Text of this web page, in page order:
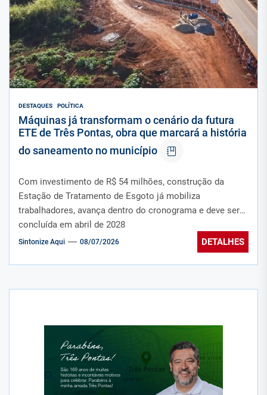
DESTAQUES POLÍTICA
Máquinas já transformam o cenário da futura
ETE de Três Pontas, obra que marcará a história
do saneamento no município
Com investimento de R$ 54 milhões, construção da
Estação de Tratamento de Esgoto já mobiliza
trabalhadores, avança dentro do cronograma e deve ser
concluída em abril de 2028
Sintonize Aqui 08/07/2026 DETALHES